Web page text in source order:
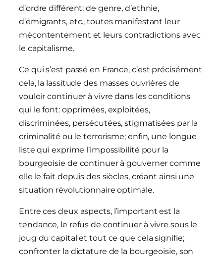
d’ordre différent; de genre, d’ethnie,
d’émigrants, etc., toutes manifestant leur
mécontentement et leurs contradictions avec
le capitalisme.
Ce qui s’est passé en France, c’est précisément
cela, la lassitude des masses ouvrières de
vouloir continuer à vivre dans les conditions
qui le font: opprimées, exploitées,
discriminées, persécutées, stigmatisées par la
criminalité ou le terrorisme; enfin, une longue
liste qui exprime l’impossibilité pour la
bourgeoisie de continuer à gouverner comme
elle le fait depuis des siècles, créant ainsi une
situation révolutionnaire optimale.
Entre ces deux aspects, l’important est la
tendance, le refus de continuer à vivre sous le
joug du capital et tout ce que cela signifie;
confronter la dictature de la bourgeoisie, son